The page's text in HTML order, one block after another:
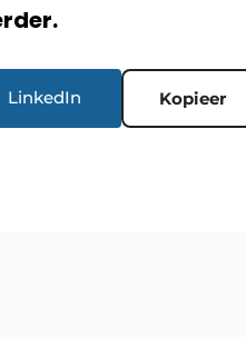
LinkedIn Kopieer